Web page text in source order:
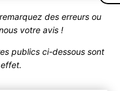
des erreurs ou
votre avis !
publics ci-dessous sont